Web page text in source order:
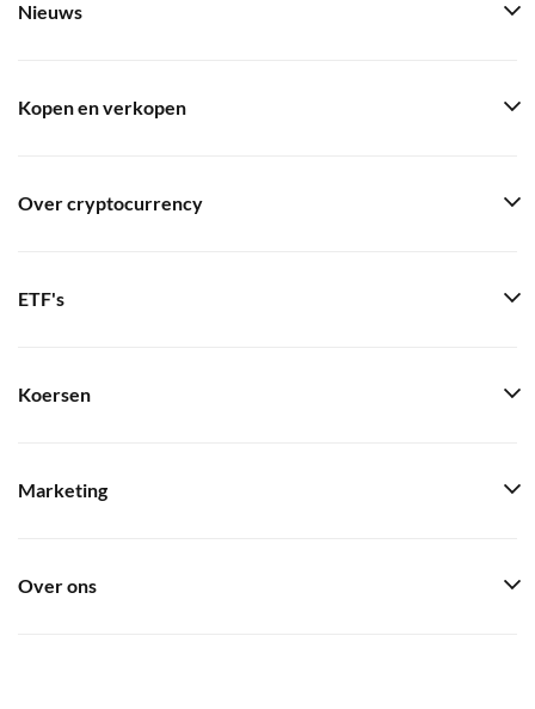
Nieuws
Kopen en verkopen
Over cryptocurrency
ETF's
Koersen
Marketing
Over ons